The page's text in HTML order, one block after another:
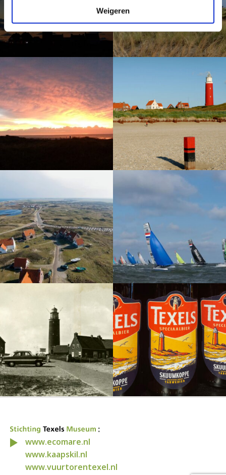
Weigeren
:
www.ecomare.nl
www.kaapskil.nl
www.vuurtorentexel.nl